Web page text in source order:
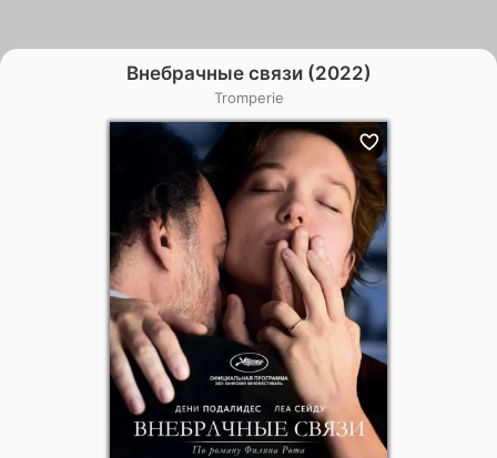
Внебрачные связи (2022)
Tromperie